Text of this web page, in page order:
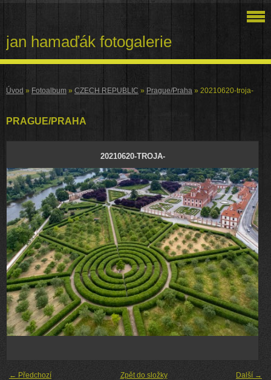
jan hamaďák fotogalerie
Úvod » Fotoalbum » CZECH REPUBLIC » Prague/Praha » 20210620-troja-
PRAGUE/PRAHA
20210620-TROJA-
← Předchozí Další →
Zpět do složky